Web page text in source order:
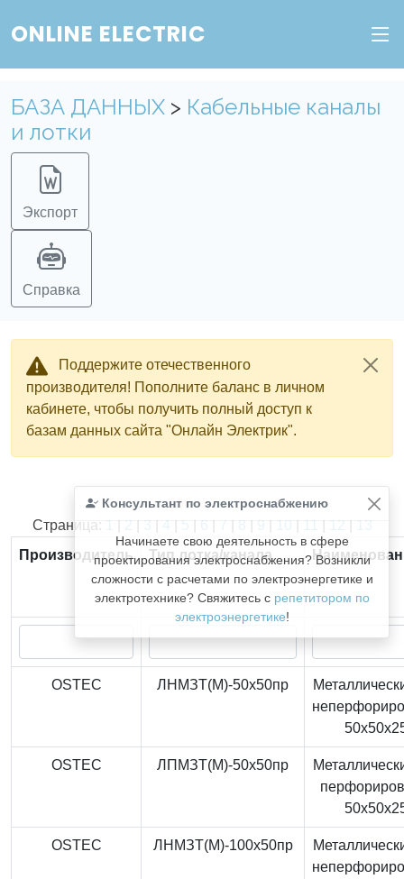
ONLINE ELECTRIC
БАЗА ДАННЫХ > Кабельные каналы
и лотки
Экспорт
Справка
Поддержите отечественного
производителя! Пополните баланс в личном
кабинете, чтобы получить полный доступ к
базам данных сайта "Онлайн Электрик".
Консультант по электроснабжению
Начинаете свою деятельность в сфере
проектирования электроснабжения? Возникли
сложности с расчетами по электроэнергетике и
электротехнике? Свяжитесь с репетитором по
электроэнергетике!
Найдено366из366записей.
Страница: 1 | 2 | 3 | 4 | 5 | 6 | 7 | 8 | 9 | 10 | 11 | 12 | 13
Производитель
Тип лотка/канала
OSTEC ЛНМЗТ(М)-50x50пр
OSTEC ЛПМЗТ(М)-50x50пр
OSTEC ЛНМЗТ(М)-100x50пр